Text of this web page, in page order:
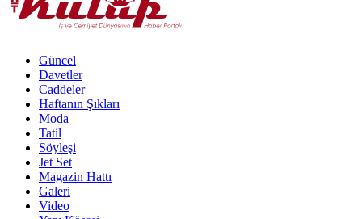
Güncel
Davetler
Caddeler
Haftanın Şıkları
Moda
Tatil
Söyleşi
Jet Set
Magazin Hattı
Galeri
Video